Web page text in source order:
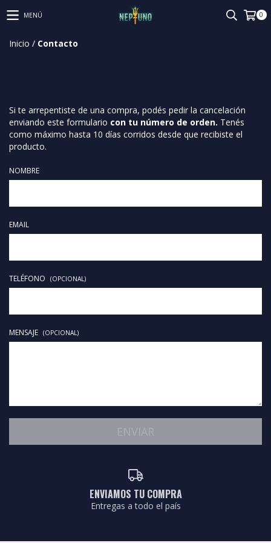
MENÚ 0
Inicio / Contacto
Si te arrepentiste de una compra, podés pedir la cancelación
enviando este formulario con tu número de orden. Tenés
como máximo hasta 10 días corridos desde que recibiste el
producto.
NOMBRE
EMAIL
TELÉFONO (OPCIONAL)
MENSAJE (OPCIONAL)
ENVIAMOS TU COMPRA
Entregas a todo el país